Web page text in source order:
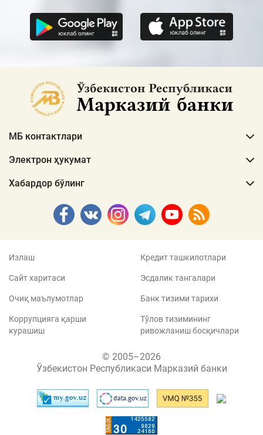
МБ контактлари
Электрон ҳукумат
Хабардор бўлинг
Излаш
Сайт харитаси
Очиқ маълумотлар
Коррупцияга қарши
курашиш
Кредит ташкилотлари
Эсдалик тангалари
Банк тизими тарихи
Тўлов тизимининг
ривожланиш босқичлари
© 2005–2026
Ўзбекистон Республикаси Марказий банки